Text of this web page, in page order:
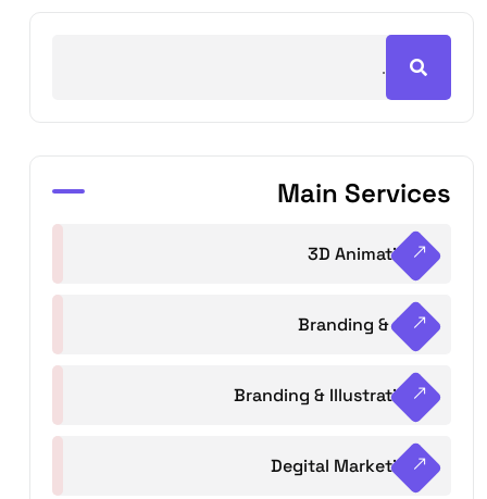
Main Services
3D Animation
Branding & Art
Branding & Illustration
Degital Marketing